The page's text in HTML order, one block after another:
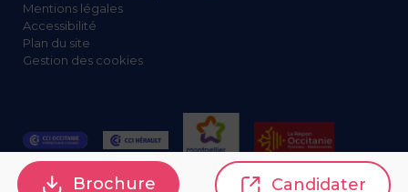
Mentions légales
Accessibilité
Plan du site
Gestion des cookies
Brochure Candidater